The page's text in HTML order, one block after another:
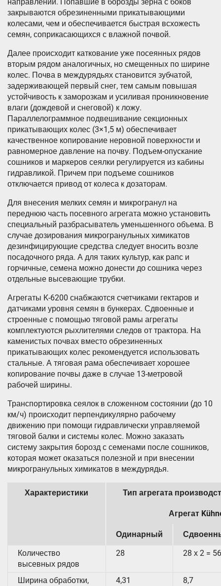
закрываются обрезиненными прикатывающими
колесами, чем и обеспечивается быстрая всхожесть
семян, соприкасающихся с влажной почвой.
Далее происходит каткование уже посеянных рядов
вторым рядом аналогичных, но смещенных по ширине
колес. Почва в междурядьях становится зубчатой,
задерживающей первый снег, тем самым повышая
устойчивость к заморозкам и усиливая проникновение
влаги (дождевой и снеговой) к ложу.
Параллелограммное подвешивание секционных
прикатывающих колес (3×1,5 м) обеспечивает
качественное копирование неровной поверхности и
равномерное давление на почву. Подъем-опускание
сошников и маркеров сеялки регулируется из кабины
гидравликой. Причем при подъеме сошников
отключается привод от колеса к дозаторам.
Для внесения мелких семян и микрогранул на
переднюю часть посевного агрегата можно установить
специальный разбрасыватель уменьшенного объема. В
случае дозирования микрогранульных химикатов
дезинфицирующие средства следует вносить возле
посадочного ряда. А для таких культур, как рапс и
горчичные, семена можно донести до сошника через
отдельные высевающие трубки.
Агрегаты K-6200 снабжаются счетчиками гектаров и
датчиками уровня семян в бункерах. Сдвоенные и
строенные с помощью тяговой рамы агрегаты
комплектуются рыхлителями следов от трактора. На
каменистых почвах вместо обрезиненных
прикатывающих колес рекомендуется использовать
стальные. А тяговая рама обеспечивает хорошее
копирование почвы даже в случае 13-метровой
рабочей ширины.
Транспортировка сеялок в сложенном состоянии (до 10
км/ч) происходит перпендикулярно рабочему
движению при помощи гидравлически управляемой
тяговой балки и системы колес. Можно заказать
систему закрытия борозд с семенами после сошников,
которая может оказаться полезной и при внесении
микрогранульных химикатов в междурядья.
Характеристики Тип агрегата
Агрегат
Одинарный
Количество
высевных рядов
28 28 х 2 = 56
Ширина обработки,
4,31 8,7